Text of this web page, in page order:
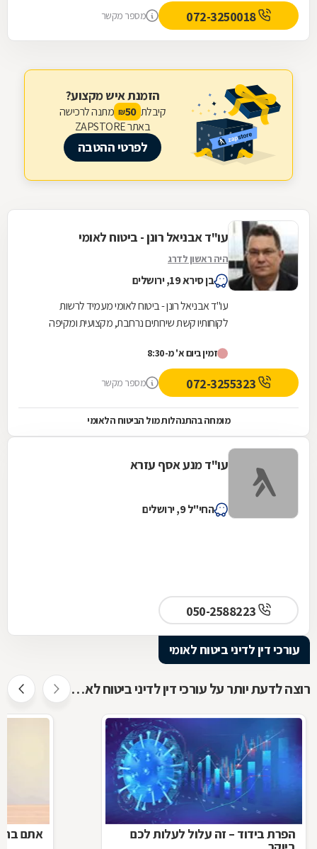
072-3250018 מספר מקשר
הזמנת איש מקצוע?
קיבלת 50
₪ מתנה לרכישה
באתר ZAPSTORE
לפרטי ההטבה
עו"ד אבניאל רונן - ביטוח לאומי
היה ראשון לדרג
בן סירא 19, ירושלים
עו"ד אבניאל רונן - ביטוח לאומי מעמיד לרשות
לקוחותיו קשת שירותים נרחבת, מקצועית ומקיפה
המוסד...
זמין ביום א' מ-8:30
מספר מקשר
מומחה בהתנהלות מול הביטוח הלאומי
עו"ד מנע אסף עזרא
החי"ל 9, ירושלים
עורכי דין לדיני ביטוח לאומי
רוצה לדעת יותר על עורכי דין לדיני ביטוח לאומי ?
הפרת בידוד – זה עלול לעלות לכם אתם